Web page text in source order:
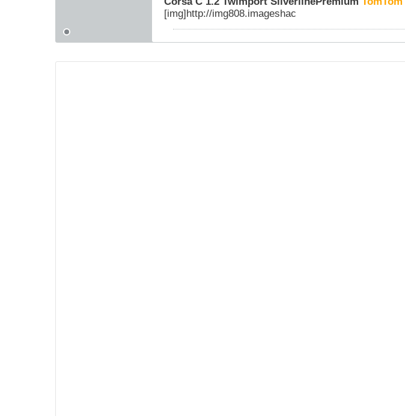
[img]http://img808.imageshac